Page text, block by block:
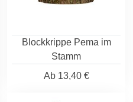
Blockkrippe Pema im
Stamm
Ab13,40 €